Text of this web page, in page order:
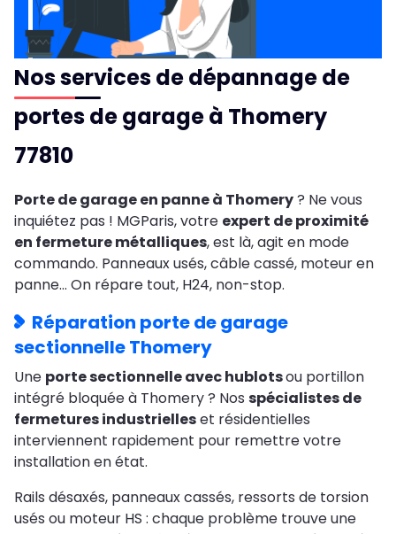
Nos services de dépannage de
portes de garage à Thomery
77810
Porte de garage en panne à Thomery? Ne vous
inquiétez pas ! MGParis, votre expert de proximité
en fermeture métalliques, est là, agit en mode
commando. Panneaux usés, câble cassé, moteur en
panne… On répare tout, H24, non-stop.
Réparation porte de garage
sectionnelle Thomery
Une porte sectionnelle avec hublotsou portillon
intégré bloquée à Thomery ? Nos spécialistes de
fermetures industrielleset résidentielles
interviennent rapidement pour remettre votre
installation en état.
Rails désaxés, panneaux cassés, ressorts de torsion
usés ou moteur HS : chaque problème trouve une